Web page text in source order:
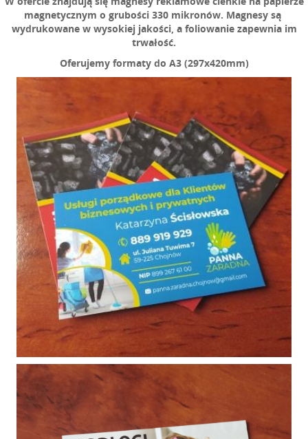
magnetycznym o grubości 330 mikronów. Magnesy są
wydrukowane w wysokiej jakości, a foliowanie zapewnia im
trwałość.
Oferujemy formaty do A3 (297x420mm)